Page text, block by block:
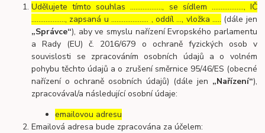
Udělujete tímto souhlas ……………..., se sídlem ………………, IČ
………………., zapsaná u ………………… , oddíl …, vložka ….. (dále jen
„Správce“), aby ve smyslu nařízení Evropského parlamentu
a Rady (EU) č. 2016/679 o ochraně fyzických osob v
souvislosti se zpracováním osobních údajů a o volném
pohybu těchto údajů a o zrušení směrnice 95/46/ES (obecné
nařízení o ochraně osobních údajů) (dále jen „Nařízení“),
zpracovával/a následující osobní údaje:
emailovou adresu
Emailová adresa bude zpracována za účelem: